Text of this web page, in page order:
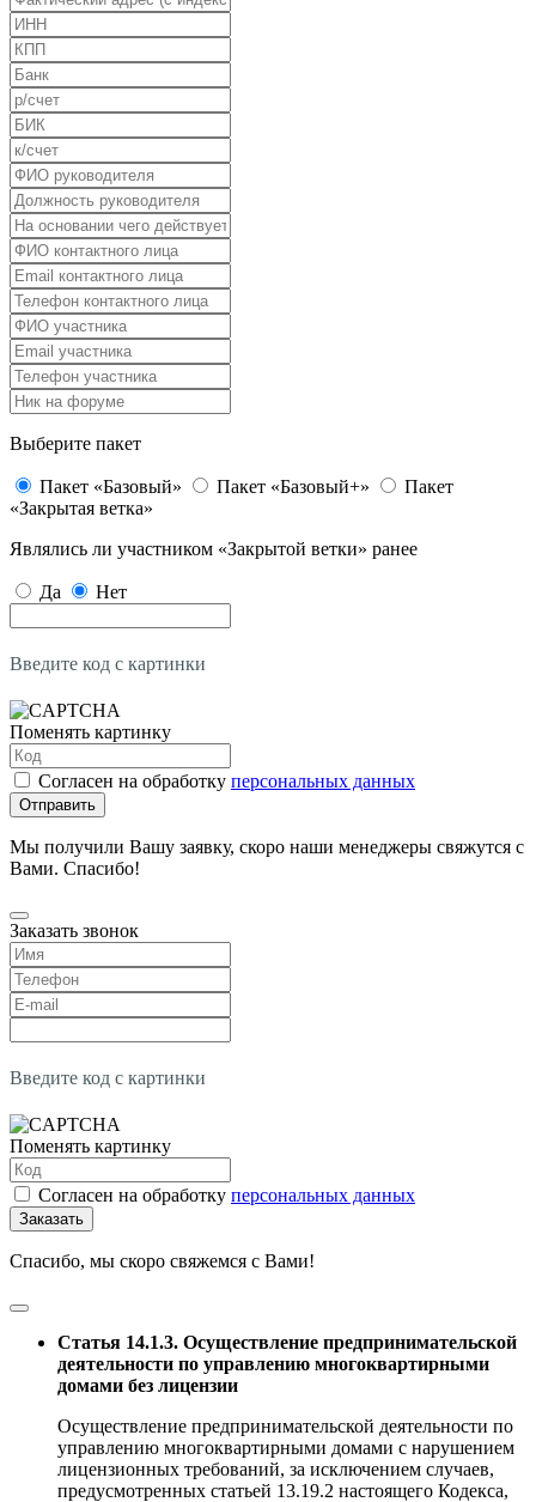
Выберите пакет
Пакет «Базовый» Пакет «Базовый+»
Пакет
«Закрытая ветка»
Являлись ли участником «Закрытой ветки» ранее
Да Нет
Введите код с картинки
Поменять картинку
Согласен на обработку персональных данных
Отправить
Мы получили Вашу заявку, скоро наши менеджеры свяжутся с
Вами. Спасибо!
Заказать звонок
Введите код с картинки
Поменять картинку
Согласен на обработку персональных данных
Заказать
Спасибо, мы скоро свяжемся с Вами!
Статья 14.1.3. Осуществление предпринимательской
деятельности по управлению многоквартирными
домами без лицензии
Осуществление предпринимательской деятельности по
управлению многоквартирными домами с нарушением
лицензионных требований, за исключением случаев,
предусмотренных статьей 13.19.2 настоящего Кодекса,